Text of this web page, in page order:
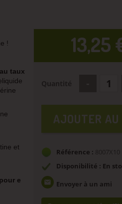
!
taux
et
e
13,25
AJOUTER AU
Référence : 8007X10
Disponibilité : En
email Envoyer à un ami